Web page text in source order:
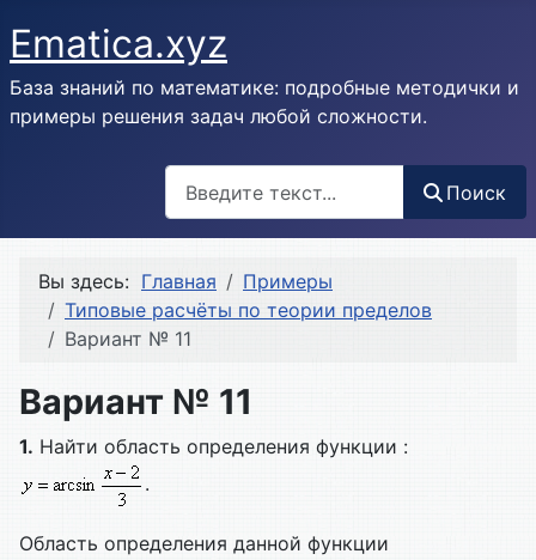
Ematica.xyz
База знаний по математике: подробные методички и
примеры решения задач любой сложности.
Поиск
Вы здесь: Главная
Примеры
Типовые расчёты по теории пределов
Вариант № 11
Вариант № 11
1. Найти область определения функции :
.
Область определения данной функции